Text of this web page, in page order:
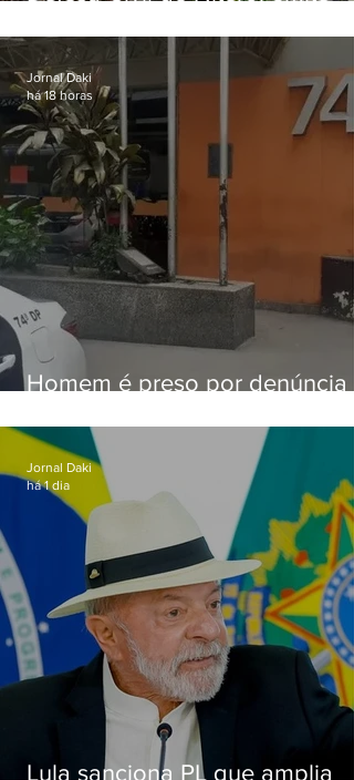
sexta-feira (07)
Homem é preso por denúncia
Alcântara
Jornal Daki
há 18 horas
Lula sanciona PL que amplia
Jornal Daki
há 1 dia